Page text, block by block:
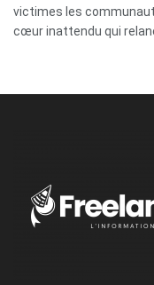
victimes les
cœur inattendu qui